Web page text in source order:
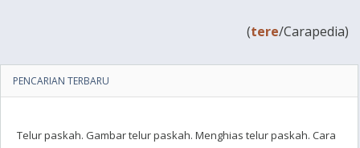
(tere/Carapedia)
PENCARIAN TERBARU
Telur paskah. Gambar telur paskah. Menghias telur paskah. Cara